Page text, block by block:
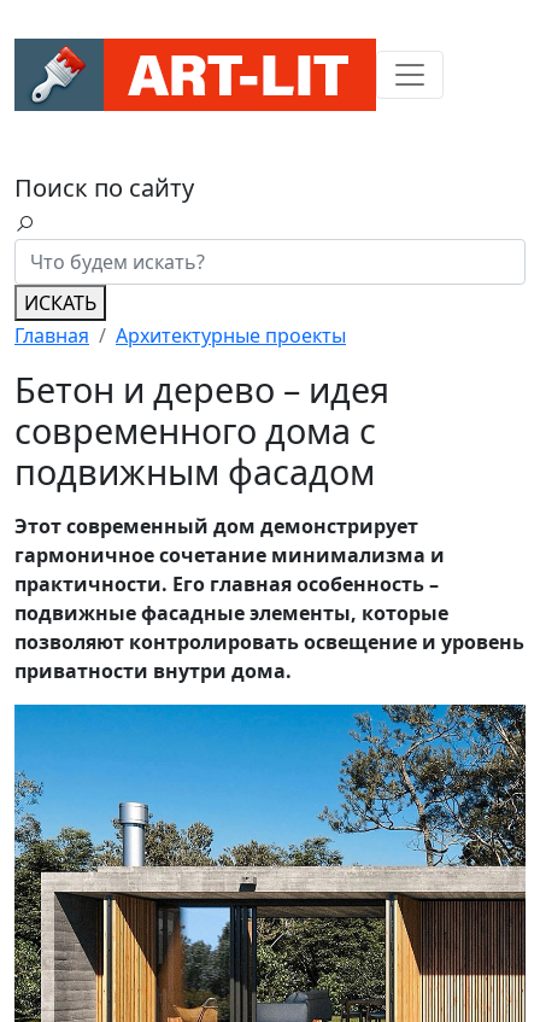
Поиск по сайту
ИСКАТЬ
Главная
Архитектурные проекты
Бетон и дерево – идея
современного дома с
подвижным фасадом
Этот современный дом демонстрирует
гармоничное сочетание минимализма и
практичности. Его главная особенность –
подвижные фасадные элементы, которые
позволяют контролировать освещение и уровень
приватности внутри дома.